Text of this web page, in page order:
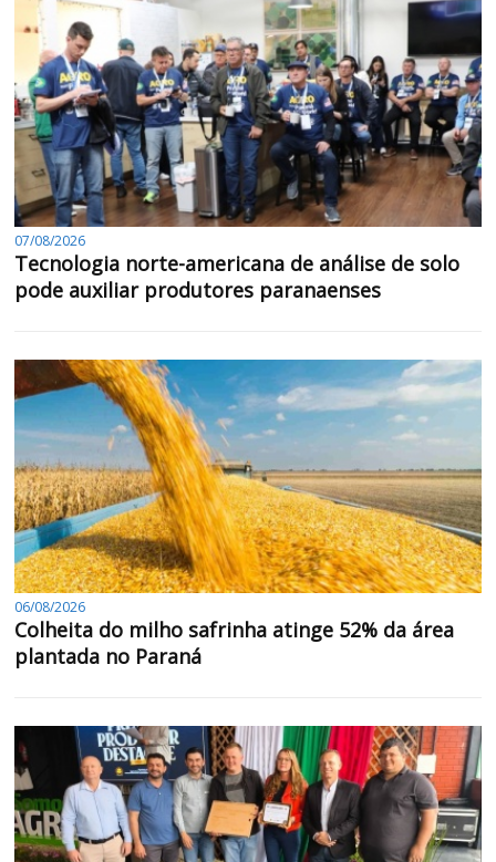
07/08/2026
Tecnologia norte-americana de análise de solo
pode auxiliar produtores paranaenses
06/08/2026
Colheita do milho safrinha atinge 52% da área
plantada no Paraná